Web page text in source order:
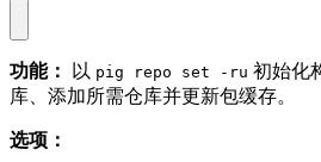
功能： 以 pig repo set -ru 初始化
库、添加所需仓库并更新包缓存。
选项：